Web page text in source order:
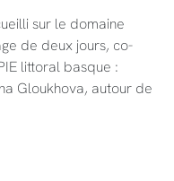
sur le domaine
de deux jours, co-
littoral basque :
Gloukhova, autour de